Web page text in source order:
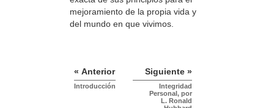
mejoramiento de la propia vida y
del mundo en que vivimos.
« Anterior
Introducción
Siguiente »
Integridad
Personal, por
L. Ronald